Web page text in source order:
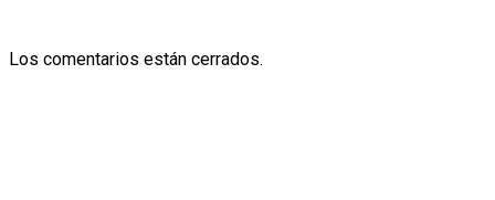
Los comentarios están cerrados.